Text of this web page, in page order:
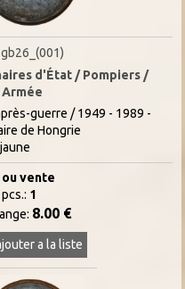
d'État / Pompiers /
guerre / 1949 - 1989 -
de Hongrie
vente
1
8.00 €
a la liste